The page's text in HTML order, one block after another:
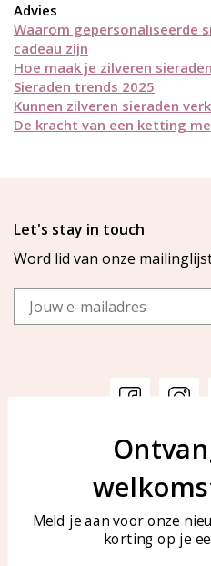
Advies
Waarom gepersonaliseerde
cadeau zijn
Hoe maak je zilveren
Sieraden trends 2025
Kunnen zilveren sieraden
De kracht van een ketting
Let's stay in touch
Word lid van onze
Email
Veelgestelde vragen
Sieraden onderhouden
Meld je aan voor onze
korting op je